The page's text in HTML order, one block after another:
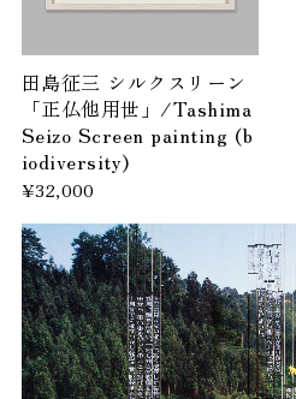
田島征三 シルクスリーン
「正仏他用世」/Tashima
Seizo Screen painting (b
iodiversity)
¥32,000